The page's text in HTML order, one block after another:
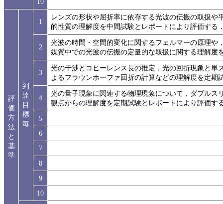
評
価
方
法
と
基
準
到
達
目
標
毎
1
レンズの形状や屈折率に依存する光波の伝搬の取扱
的性質の理解度を中間試験とレポートにより評価する
2
光波の時間・空間的変化に関するフェルマーの原理
媒質中での光波の伝搬の定量的な取扱に関する理解度
3
光の干渉とコヒーレンス長の推定，光の回折現象と
よるフラウンホーファ回折の計算などの理解度を定期
4
光の量子現象に関連する物理現象について，ダブル
観点からの理解度を定期試験とレポートにより評価す
5
6
7
8
9
10